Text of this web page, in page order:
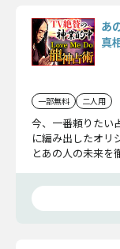
あ
真
一部無料 二人用
今、一番頼りた
に編み出したオリ
とあの人の未来を